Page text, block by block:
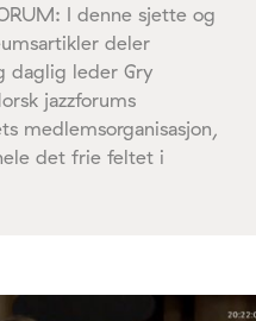
I denne sjette og
deler
daglig leder Gry
jazzforums
medlemsorganisasjon,
det frie feltet i